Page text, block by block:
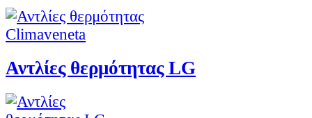
Αντλίες θερμότητας LG